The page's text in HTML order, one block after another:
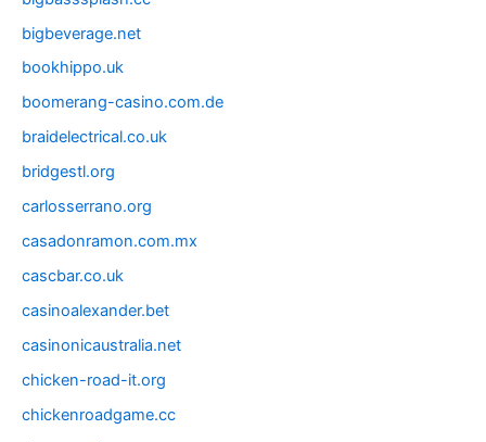
bigbeverage.net
bookhippo.uk
boomerang-casino.com.de
braidelectrical.co.uk
bridgestl.org
carlosserrano.org
casadonramon.com.mx
cascbar.co.uk
casinoalexander.bet
casinonicaustralia.net
chicken-road-it.org
chickenroadgame.cc